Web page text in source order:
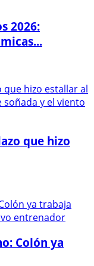
2026:
que hizo
Colón ya